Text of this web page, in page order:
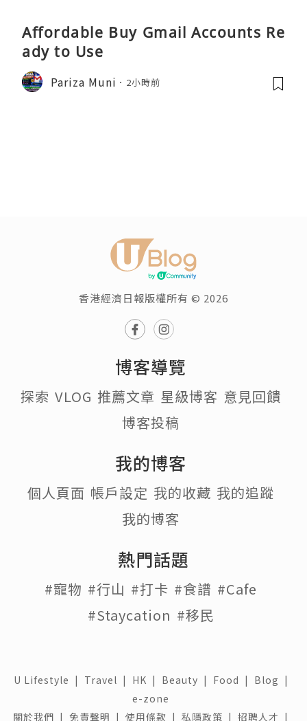
Affordable Buy Gmail Accounts Re
ady to Use
Pariza Muni 2小時前
香港經濟日報版權所有 © 2026
博客導覽
探索 VLOG 推薦文章 星級博客 意見回饋
博客投稿
我的博客
個人頁面 帳戶設定 我的收藏 我的追蹤
我的博客
熱門話題
#寵物 #行山 #打卡 #食譜 #Cafe
#Staycation #移民
U Lifestyle | Travel | HK | Beauty | Food | Blog |
e-zone
關於我們 | 免責聲明 | 使用條款 | 私隱政策 | 招聘人才 |